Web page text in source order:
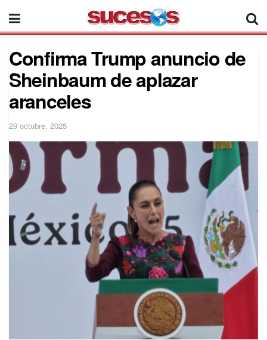
Confirma Trump anuncio de
Sheinbaum de aplazar
aranceles
29 octubre, 2025